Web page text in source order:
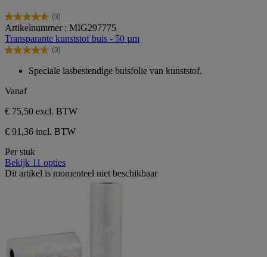
(3)
4.7
van
de
5
beoordelingen
Artikelnummer : MIG297775
Transparante kunststof buis - 50 µm
(3)
4.7
5
sterren.
3
beoordelingen
Speciale lasbestendige buisfolie van kunststof.
Vanaf
€ 75,50 excl. BTW
€ 91,36 incl. BTW
Per stuk
Bekijk 11 opties
Dit artikel is momenteel niet beschikbaar